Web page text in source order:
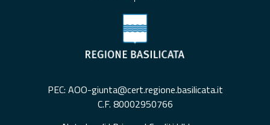
PEC: AOO-giunta@cert.regione.basilicata.it
C.F. 80002950766